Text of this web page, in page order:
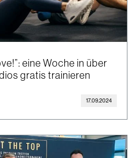
eine Woche in über
gratis trainieren
17.09.2024